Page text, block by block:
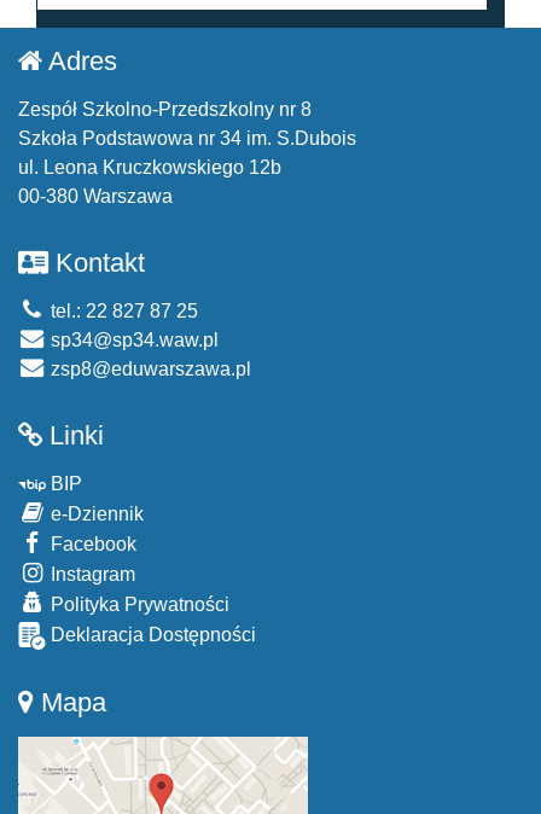
Adres
Zespół Szkolno-Przedszkolny nr 8
Szkoła Podstawowa nr 34 im. S.Dubois
ul. Leona Kruczkowskiego 12b
00-380 Warszawa
Kontakt
tel.: 22 827 87 25
sp34@sp34.waw.pl
zsp8@eduwarszawa.pl
Linki
BIP
e-Dziennik
Facebook
Instagram
Polityka Prywatności
Deklaracja Dostępności
Mapa